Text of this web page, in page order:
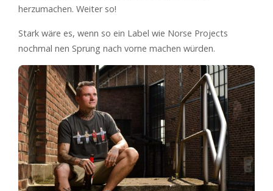
herzumachen. Weiter so!
Stark wäre es, wenn so ein Label wie Norse Projects
nochmal nen Sprung nach vorne machen würden.